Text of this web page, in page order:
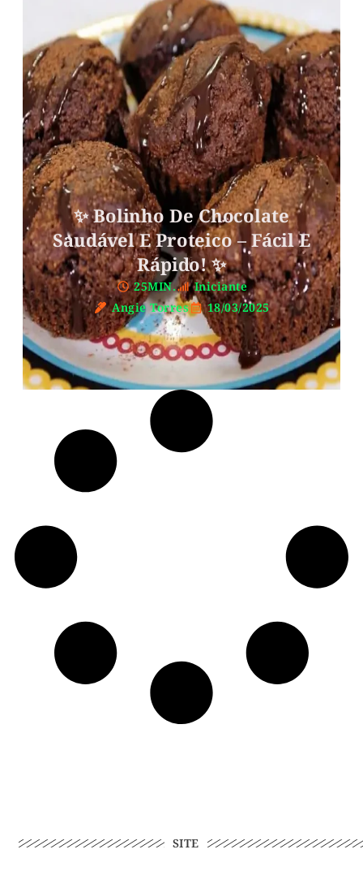
✨ Bolinho De Chocolate
Saudável E Proteico – Fácil E
Rápido! ✨
25MIN.
Iniciante
Angie Torres
18/03/2025
SITE